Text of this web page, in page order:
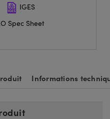
IGES
Spec Sheet
Informations